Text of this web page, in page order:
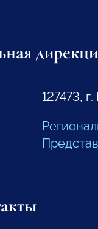
127473,